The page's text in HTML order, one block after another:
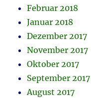
Februar 2018
Januar 2018
Dezember 2017
November 2017
Oktober 2017
September 2017
August 2017